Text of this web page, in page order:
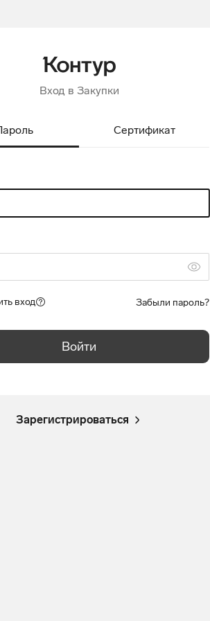
Вход в Закупки
Сертификат
вход Забыли пароль?
Войти
Зарегистрироваться